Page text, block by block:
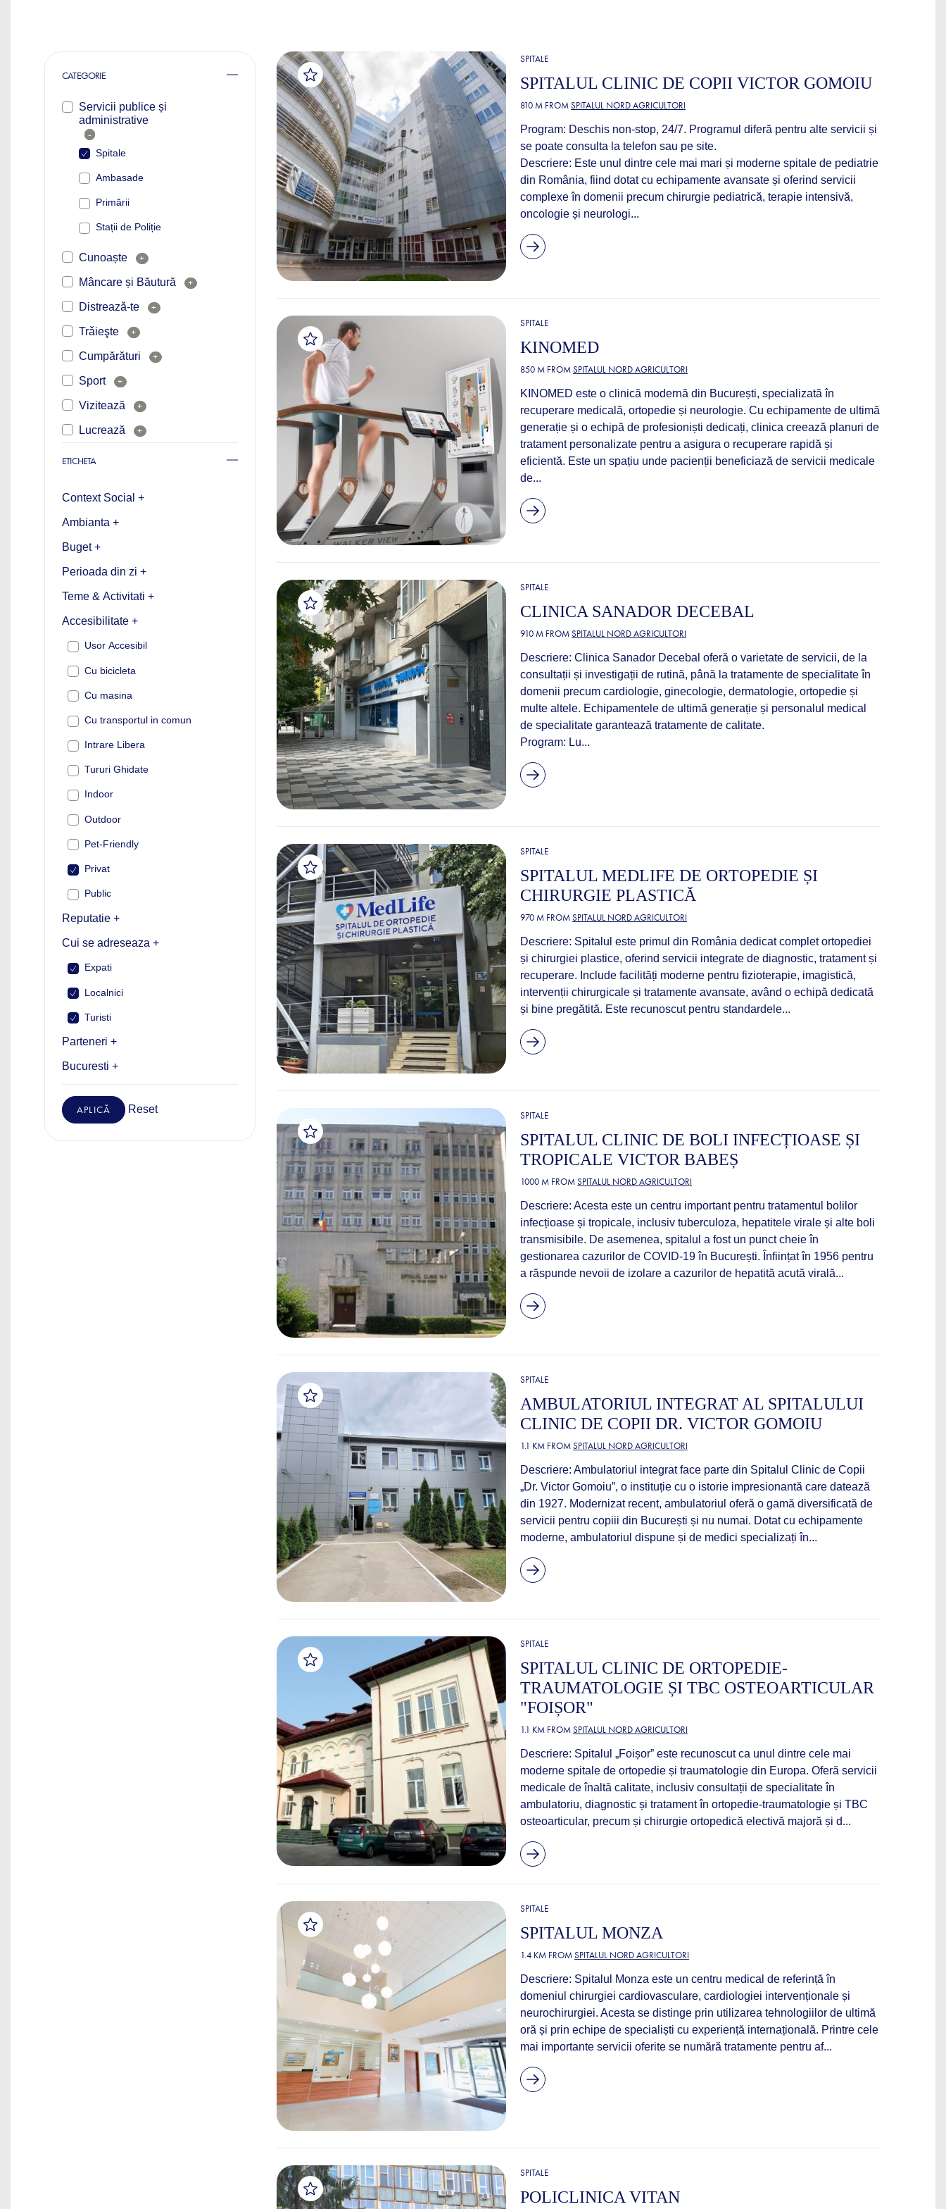
CATEGORIE
Servicii publice și
administrative
-
Spitale
Ambasade
Primării
Stații de Poliție
Cunoaște +
Mâncare și Băutură +
Distreazǎ-te +
Trǎieşte +
Cumpărături +
Sport +
Vizitează +
Lucrează +
ETICHETA
Context Social +
Ambianta +
Buget +
Perioada din zi +
Teme & Activitati +
Accesibilitate +
Usor Accesibil
Cu bicicleta
Cu masina
Cu transportul in comun
Intrare Libera
Tururi Ghidate
Indoor
Outdoor
Pet-Friendly
Privat
Public
Reputatie +
Cui se adreseaza +
Expati
Localnici
Turisti
Parteneri +
Bucuresti +
APLICĂ Reset
SPITALE
SPITALUL CLINIC DE COPII VICTOR GOMOIU
810 M FROMSPITALUL NORD AGRICULTORI
Program: Deschis non-stop, 24/7. Programul diferă pentru alte servicii și
se poate consulta la telefon sau pe site.
Descriere: Este unul dintre cele mai mari și moderne spitale de pediatrie
din România, fiind dotat cu echipamente avansate și oferind servicii
complexe în domenii precum chirurgie pediatrică, terapie intensivă,
oncologie și neurologi...
SPITALE
KINOMED
850 M FROMSPITALUL NORD AGRICULTORI
KINOMED este o clinică modernă din București, specializată în
recuperare medicală, ortopedie și neurologie. Cu echipamente de ultimă
generație și o echipă de profesioniști dedicați, clinica creează planuri de
tratament personalizate pentru a asigura o recuperare rapidă și
eficientă. Este un spațiu unde pacienții beneficiază de servicii medicale
de...
SPITALE
CLINICA SANADOR DECEBAL
910 M FROMSPITALUL NORD AGRICULTORI
Descriere: Clinica Sanador Decebal oferă o varietate de servicii, de la
consultații și investigații de rutină, până la tratamente de specialitate în
domenii precum cardiologie, ginecologie, dermatologie, ortopedie și
multe altele. Echipamentele de ultimă generație și personalul medical
de specialitate garantează tratamente de calitate.
Program: Lu...
SPITALE
SPITALUL MEDLIFE DE ORTOPEDIE ȘI
CHIRURGIE PLASTICĂ
970 M FROMSPITALUL NORD AGRICULTORI
Descriere: Spitalul este primul din România dedicat complet ortopediei
și chirurgiei plastice, oferind servicii integrate de diagnostic, tratament și
recuperare. Include facilități moderne pentru fizioterapie, imagistică,
intervenții chirurgicale și tratamente avansate, având o echipă dedicată
și bine pregătită. Este recunoscut pentru standardele...
SPITALE
SPITALUL CLINIC DE BOLI INFECȚIOASE ȘI
TROPICALE VICTOR BABEȘ
1000 M FROMSPITALUL NORD AGRICULTORI
Descriere: Acesta este un centru important pentru tratamentul bolilor
infecțioase și tropicale, inclusiv tuberculoza, hepatitele virale și alte boli
transmisibile. De asemenea, spitalul a fost un punct cheie în
gestionarea cazurilor de COVID-19 în București. Înființat în 1956 pentru
a răspunde nevoii de izolare a cazurilor de hepatită acută virală...
SPITALE
AMBULATORIUL INTEGRAT AL SPITALULUI
CLINIC DE COPII DR. VICTOR GOMOIU
1.1 KM FROMSPITALUL NORD AGRICULTORI
Descriere: Ambulatoriul integrat face parte din Spitalul Clinic de Copii
„Dr. Victor Gomoiu”, o instituție cu o istorie impresionantă care datează
din 1927. Modernizat recent, ambulatoriul oferă o gamă diversificată de
servicii pentru copiii din București și nu numai. Dotat cu echipamente
moderne, ambulatoriul dispune și de medici specializați în...
SPITALE
SPITALUL CLINIC DE ORTOPEDIE-
TRAUMATOLOGIE ȘI TBC OSTEOARTICULAR
"FOIȘOR"
1.1 KM FROMSPITALUL NORD AGRICULTORI
Descriere: Spitalul „Foișor” este recunoscut ca unul dintre cele mai
moderne spitale de ortopedie și traumatologie din Europa. Oferă servicii
medicale de înaltă calitate, inclusiv consultații de specialitate în
ambulatoriu, diagnostic și tratament în ortopedie-traumatologie și TBC
osteoarticular, precum și chirurgie ortopedică electivă majoră și d...
SPITALE
SPITALUL MONZA
1.4 KM FROMSPITALUL NORD AGRICULTORI
Descriere: Spitalul Monza este un centru medical de referință în
domeniul chirurgiei cardiovasculare, cardiologiei intervenționale și
neurochirurgiei. Acesta se distinge prin utilizarea tehnologiilor de ultimă
oră și prin echipe de specialiști cu experiență internațională. Printre cele
mai importante servicii oferite se numără tratamente pentru af...
SPITALE
POLICLINICA VITAN